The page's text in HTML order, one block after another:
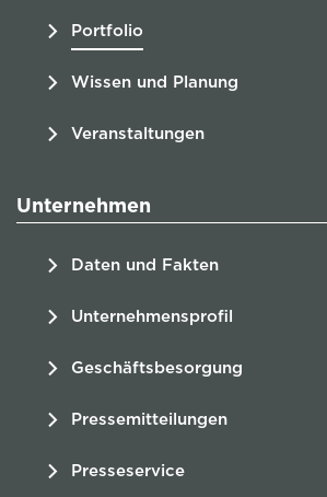
Portfolio
Wissen und Planung
Veranstaltungen
Unternehmen
Daten und Fakten
Unternehmensprofil
Geschäftsbesorgung
Pressemitteilungen
Presseservice